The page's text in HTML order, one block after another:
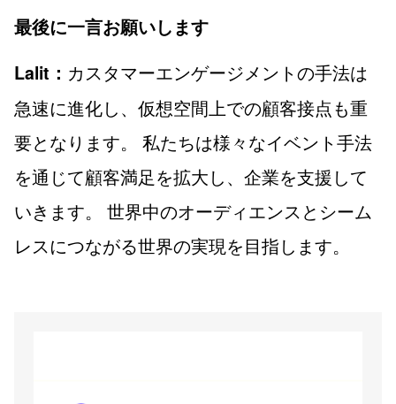
最後に一言お願いします
Lalit： カスタマーエンゲージメントの手法は
急速に進化し、仮想空間上での顧客接点も重
要となります。 私たちは様々なイベント手法
を通じて顧客満足を拡大し、企業を支援して
いきます。 世界中のオーディエンスとシーム
レスにつながる世界の実現を目指します。